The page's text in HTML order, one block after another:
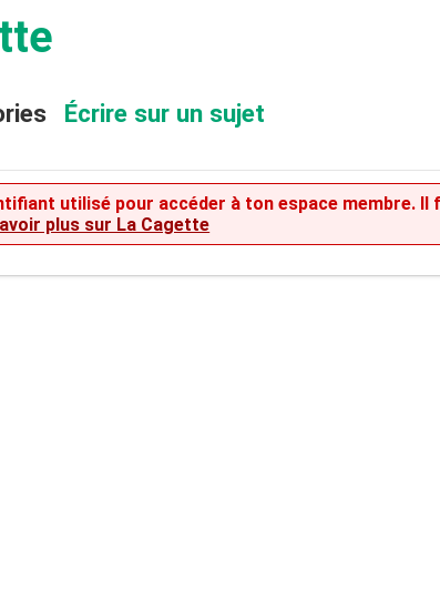
Écrire sur un sujet
utilisé pour accéder à ton espace membre.
plus sur La Cagette